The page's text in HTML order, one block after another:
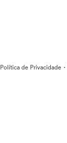
Política de Privacidade ·